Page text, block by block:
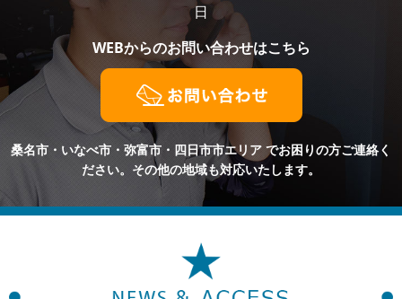
日
WEBからのお問い合わせはこちら
桑名市・いなべ市・弥富市・四日市市エリア でお困りの方ご連絡く
ださい。その他の地域も対応いたします。